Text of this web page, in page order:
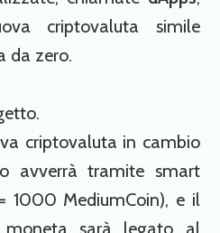
criptovaluta simile
da zero.
criptovaluta in cambio
avverrà tramite smart
1000 MediumCoin), e il
sarà legato al